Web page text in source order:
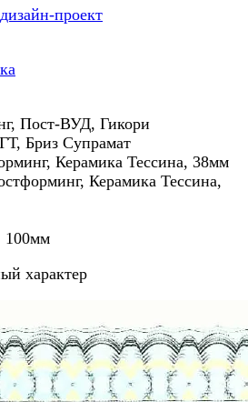
проект
Пост-ВУД, Гикори
Бриз Супрамат
Керамика Тессина, 38мм
Керамика Тессина,
характер